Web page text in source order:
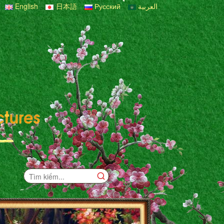
English 日本語 Русский العربية